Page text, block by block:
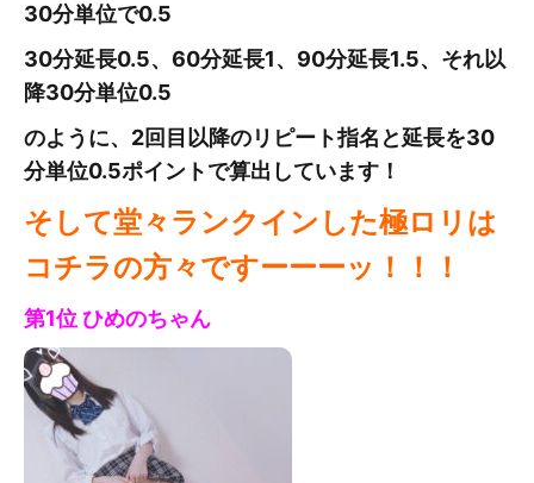
30分単位で0.5
30分延長0.5、60分延長1、90分延長1.5、それ以
降30分単位0.5
のように、2回目以降のリピート指名と延長を30
分単位0.5ポイントで算出しています！
そして堂々ランクインした極ロリは
コチラの方々ですーーーッ！！！
第1位 ひめのちゃん